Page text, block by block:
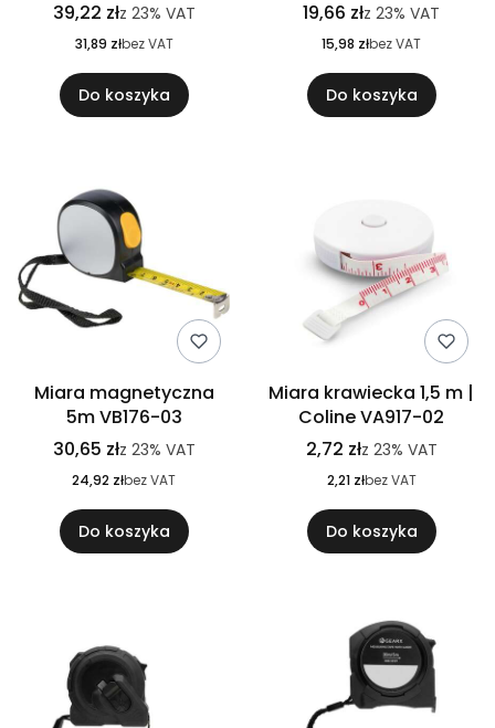
39,22 złz 23% VAT
31,89 złbez VAT
Do koszyka
19,66 złz 23% VAT
15,98 złbez VAT
Do koszyka
Miara magnetyczna
5m VB176-03
30,65 złz 23% VAT
24,92 złbez VAT
Do koszyka
Miara krawiecka 1,5 m |
Coline VA917-02
2,72 złz 23% VAT
2,21 złbez VAT
Do koszyka